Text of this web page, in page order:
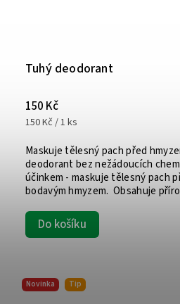
Tuhý deodorant
150 Kč
150 Kč / 1 ks
Do košíku
Maskuje tělesný pach před
deodorant bez nežádoucích
účinkem - maskuje tělesný pach
bodavým hmyzem. Obsahuje
Novinka Tip